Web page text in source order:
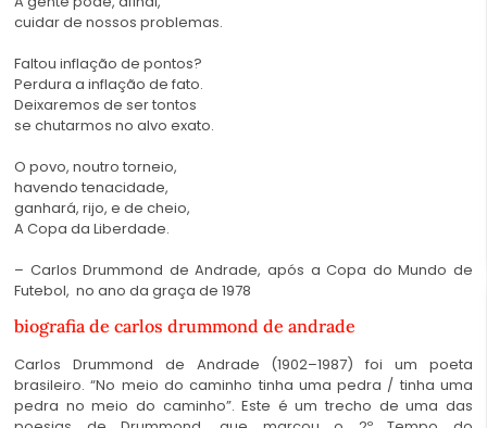
cuidar de nossos problemas.
Faltou inflação de pontos?
Perdura a inflação de fato.
Deixaremos de ser tontos
se chutarmos no alvo exato.
O povo, noutro torneio,
havendo tenacidade,
ganhará, rijo, e de cheio,
A Copa da Liberdade.
– Carlos Drummond de Andrade, após a Copa do Mundo de
Futebol, no ano da graça de 1978
biografia de carlos drummond de andrade
Carlos Drummond de Andrade (1902–1987) foi um poeta
brasileiro. “No meio do caminho tinha uma pedra / tinha uma
pedra no meio do caminho”. Este é um trecho de uma das